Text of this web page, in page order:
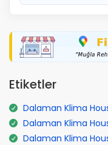
Etiketler
Dalaman Klima
Dalaman Klima
Dalaman Klima